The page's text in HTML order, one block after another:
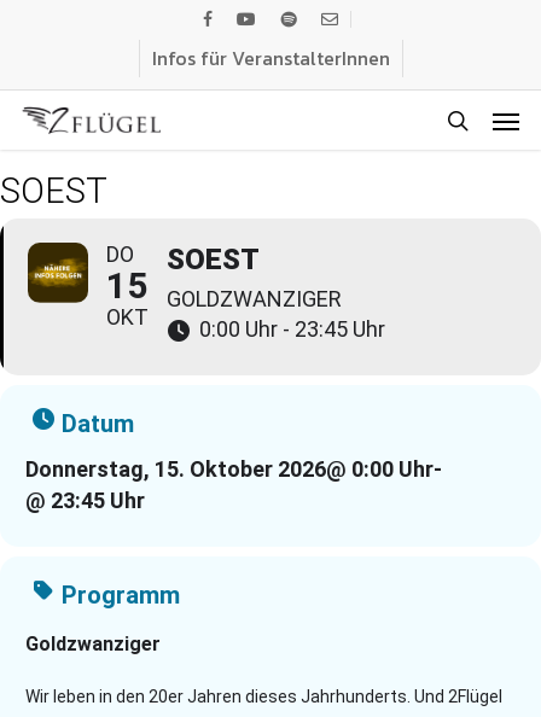
content
facebook
youtubespotifyemail
Infos für VeranstalterInnen
SOEST
DO
15
OKT
SOEST
GOLDZWANZIGER
0:00 Uhr - 23:45 Uhr
Datum
Donnerstag, 15. Oktober 2026@ 0:00 Uhr-
@ 23:45 Uhr
Programm
Goldzwanziger
Wir leben in den 20er Jahren dieses Jahrhunderts. Und 2Flügel